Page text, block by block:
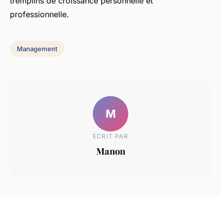
professionnelle.
Management
M
ECRIT PAR
Manon